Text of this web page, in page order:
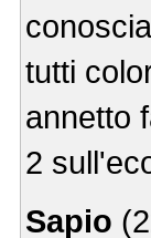
tutti
annetto
2
Sapio